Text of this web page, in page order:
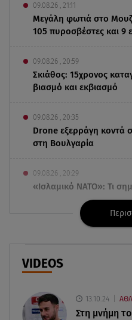
09.08.26 , 21:11
Μεγάλη φωτιά στο
105 πυροσβέστες και 9
09.08.26 , 20:59
Σκιάθος: 15χρονος
βιασμό και εκβιασμό
09.08.26 , 20:35
Drone εξερράγη κοντά
στη Βουλγαρία
09.08.26 , 20:29
«Ισλαμικό ΝΑΤΟ»: Τι
Χούθι: Η επίθεση με
MINI John Cooper
κάνετε μοναδικό
VIDEOS
13.10.24
Στη μνήμη